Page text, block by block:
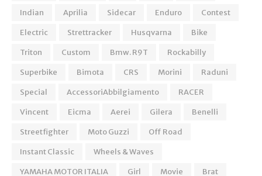
Indian
Aprilia Sidecar Enduro
Contest
Electric
Strettracker Husqvarna
Bike
Triton
Custom Bmw. R9T
Rockabilly
Superbike
Bimota CRS Morini
Raduni
Special
AccessoriAbbilgiamento
RACER
Vincent
Eicma Aerei Gilera
Benelli
Streetfighter
Moto Guzzi
Off Road
Instant Classic
Wheels & Waves
YAMAHA MOTOR ITALIA
Girl Movie
Brat